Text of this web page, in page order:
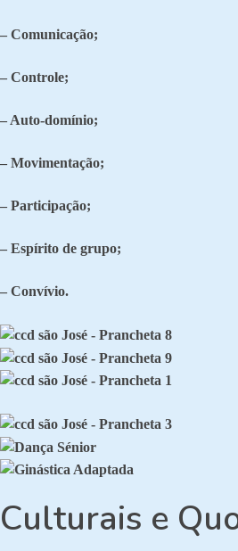
– Comunicação;
– Controle;
– Auto-domínio;
– Movimentação;
– Participação;
– Espírito de grupo;
– Convívio.
Culturais e